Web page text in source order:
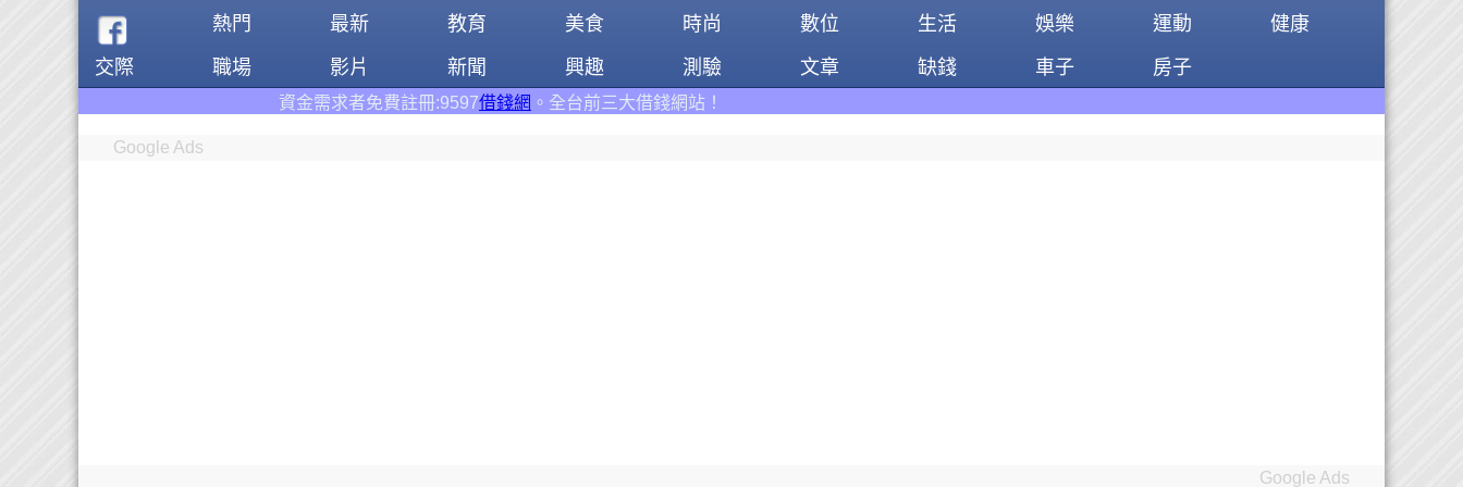
熱門 最新 教育 美食 時尚 數位 生活 娛樂 運動
健康
交際
職場 影片 新聞 興趣 測驗 文章 缺錢 車子 房子
資金需求者免費註冊:9597借錢網。全台前三大借錢網站！
Google Ads
Google Ads